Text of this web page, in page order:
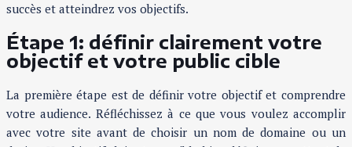
succès et atteindrez vos objectifs.
Étape 1: définir clairement votre
objectif et votre public cible
La première étape est de définir votre objectif et comprendre
votre audience. Réfléchissez à ce que vous voulez accomplir
avec votre site avant de choisir un nom de domaine ou un